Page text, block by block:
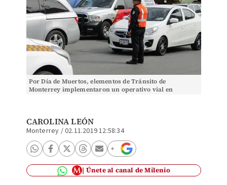
Por Día de Muertos, elementos de Tránsito de
Monterrey implementaron un operativo vial en
CAROLINA LEÓN
Monterrey /02.11.2019 12:58:34
Únete al canal de Milenio